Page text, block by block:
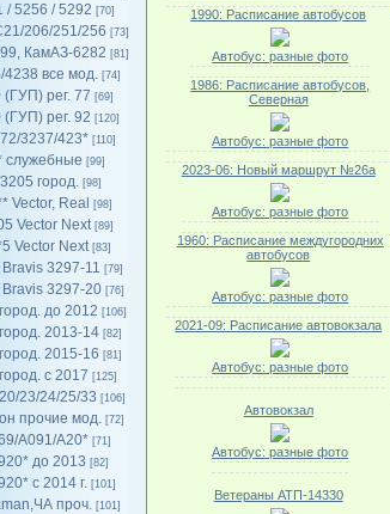
/ 5256 / 5292 [70]
206/251/256 [73]
КамАЗ-6282 [81]
4238 все мод. [74]
(ГУП) рег. 77 [69]
(ГУП) рег. 92 [120]
3237/423* [110]
служебные [99]
город. [98]
Vector, Real [98]
Vector Next [89]
Vector Next [83]
3297-11 [79]
3297-20 [76]
до 2012 [106]
2013-14 [82]
2015-16 [81]
с 2017 [125]
23/24/25/33 [106]
прочие мод. [72]
А091/А20* [71]
до 2013 [82]
с 2014 г. [101]
проч. [101]
1990: Расписание автобусов
Автобус: разные фото
1986: Расписание автобусов,
Северная
Автобус: разные фото
2023-06: Новый маршрут №26а
Автобус: разные фото
1960: Расписание междугородних
автобусов
Автобус: разные фото
2021-09: Расписание автовокзала
Автобус: разные фото
Автовокзал
Автобус: разные фото
Ветераны АТП-14330